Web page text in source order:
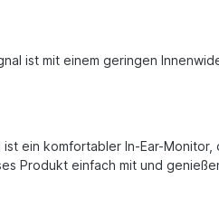
ist mit einem geringen
ein komfortabler In-Ear-
Produkt einfach mit und